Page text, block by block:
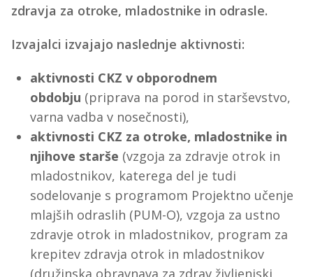
zdravja za otroke, mladostnike in odrasle.
Izvajalci izvajajo naslednje aktivnosti:
aktivnosti CKZ v obporodnem
obdobju (priprava na porod in starševstvo,
varna vadba v nosečnosti),
aktivnosti CKZ za otroke, mladostnike in
njihove starše (vzgoja za zdravje otrok in
mladostnikov, katerega del je tudi
sodelovanje s programom Projektno učenje
mlajših odraslih (PUM-O), vzgoja za ustno
zdravje otrok in mladostnikov, program za
krepitev zdravja otrok in mladostnikov
(družinska obravnava za zdrav življenjski